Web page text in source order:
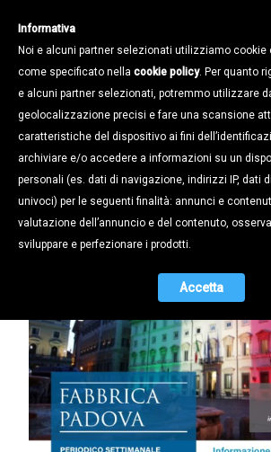
Magazine /
Newsletter 01-2023
12.01.2023
Informativa
Noi e alcuni partner selezionati utilizziamo
come specificato nella cookie policy. Per quanto
e alcuni partner selezionati, potremmo utilizzare
geolocalizzazione precisi e fare una scansione
caratteristiche del dispositivo ai fini
archiviare e/o accedere a informazioni su un
personali (es. dati di navigazione, indirizzi IP, dati
univoci) per le seguenti finalità: annunci e
valutazione dell’annuncio e del contenuto,
sviluppare e perfezionare i prodotti.
Accetta